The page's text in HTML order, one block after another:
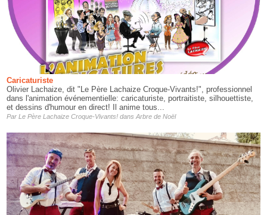
Caricaturiste
Olivier Lachaize, dit "Le Père Lachaize Croque-Vivants!", professionnel
dans l'animation événementielle: caricaturiste, portraitiste, silhouettiste,
et dessins d'humour en direct! Il anime tous...
Par Le Père Lachaize Croque-Vivants!dans Arbre de Noël